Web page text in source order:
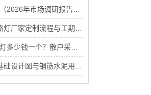
6米路灯价格（2026年市场调研报告）-月度更新
11米太阳能路灯厂家定制流程与工期确认
6米太阳能路灯多少钱一个？散户采购与工程采购价差
10米的路灯基础设计图与钢筋水泥用量核算